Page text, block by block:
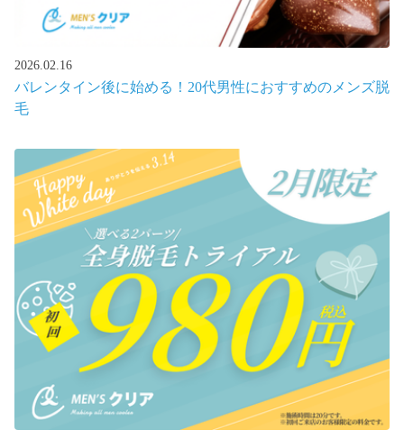
2026.02.16
バレンタイン後に始める！20代男性におすすめのメンズ脱
毛